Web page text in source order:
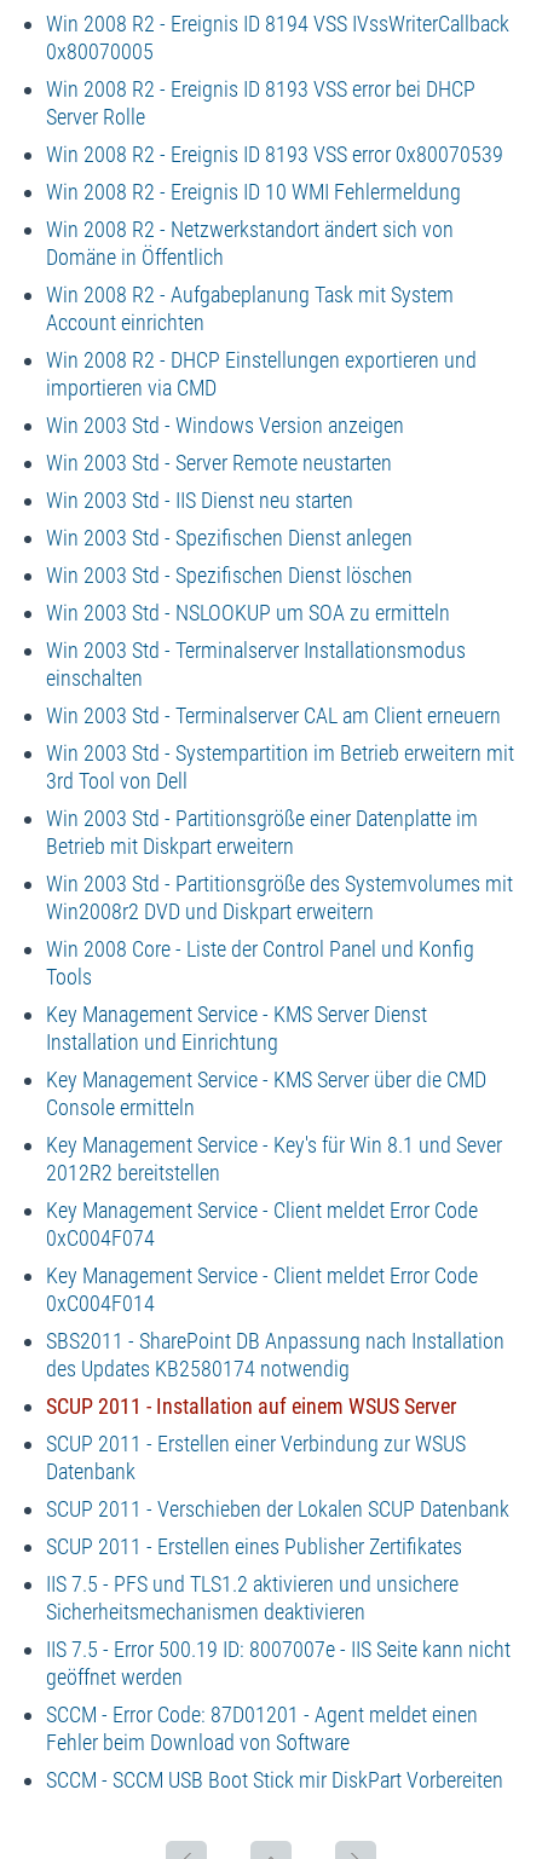
Win 2008 R2 - Ereignis ID 8194 VSS IVssWriterCallback
0x80070005
Win 2008 R2 - Ereignis ID 8193 VSS error bei DHCP
Server Rolle
Win 2008 R2 - Ereignis ID 8193 VSS error 0x80070539
Win 2008 R2 - Ereignis ID 10 WMI Fehlermeldung
Win 2008 R2 - Netzwerkstandort ändert sich von
Domäne in Öffentlich
Win 2008 R2 - Aufgabeplanung Task mit System
Account einrichten
Win 2008 R2 - DHCP Einstellungen exportieren und
importieren via CMD
Win 2003 Std - Windows Version anzeigen
Win 2003 Std - Server Remote neustarten
Win 2003 Std - IIS Dienst neu starten
Win 2003 Std - Spezifischen Dienst anlegen
Win 2003 Std - Spezifischen Dienst löschen
Win 2003 Std - NSLOOKUP um SOA zu ermitteln
Win 2003 Std - Terminalserver Installationsmodus
einschalten
Win 2003 Std - Terminalserver CAL am Client erneuern
Win 2003 Std - Systempartition im Betrieb erweitern mit
3rd Tool von Dell
Win 2003 Std - Partitionsgröße einer Datenplatte im
Betrieb mit Diskpart erweitern
Win 2003 Std - Partitionsgröße des Systemvolumes mit
Win2008r2 DVD und Diskpart erweitern
Win 2008 Core - Liste der Control Panel und Konfig
Tools
Key Management Service - KMS Server Dienst
Installation und Einrichtung
Key Management Service - KMS Server über die CMD
Console ermitteln
Key Management Service - Key's für Win 8.1 und Sever
2012R2 bereitstellen
Key Management Service - Client meldet Error Code
0xC004F074
Key Management Service - Client meldet Error Code
0xC004F014
SBS2011 - SharePoint DB Anpassung nach Installation
des Updates KB2580174 notwendig
SCUP 2011 - Installation auf einem WSUS Server
SCUP 2011 - Erstellen einer Verbindung zur WSUS
Datenbank
SCUP 2011 - Verschieben der Lokalen SCUP Datenbank
SCUP 2011 - Erstellen eines Publisher Zertifikates
IIS 7.5 - PFS und TLS1.2 aktivieren und unsichere
Sicherheitsmechanismen deaktivieren
IIS 7.5 - Error 500.19 ID: 8007007e - IIS Seite kann nicht
geöffnet werden
SCCM - Error Code: 87D01201 - Agent meldet einen
Fehler beim Download von Software
SCCM - SCCM USB Boot Stick mir DiskPart Vorbereiten